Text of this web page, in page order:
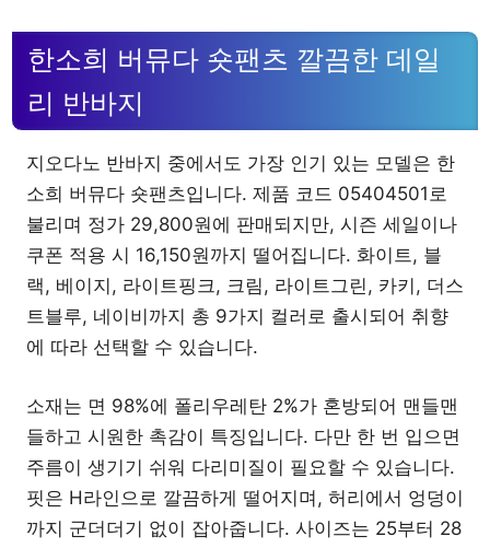
한소희 버뮤다 숏팬츠 깔끔한 데일
리 반바지
지오다노 반바지 중에서도 가장 인기 있는 모델은 한
소희 버뮤다 숏팬츠입니다. 제품 코드 05404501로
불리며 정가 29,800원에 판매되지만, 시즌 세일이나
쿠폰 적용 시 16,150원까지 떨어집니다. 화이트, 블
랙, 베이지, 라이트핑크, 크림, 라이트그린, 카키, 더스
트블루, 네이비까지 총 9가지 컬러로 출시되어 취향
에 따라 선택할 수 있습니다.
소재는 면 98%에 폴리우레탄 2%가 혼방되어 맨들맨
들하고 시원한 촉감이 특징입니다. 다만 한 번 입으면
주름이 생기기 쉬워 다리미질이 필요할 수 있습니다.
핏은 H라인으로 깔끔하게 떨어지며, 허리에서 엉덩이
까지 군더더기 없이 잡아줍니다. 사이즈는 25부터 28